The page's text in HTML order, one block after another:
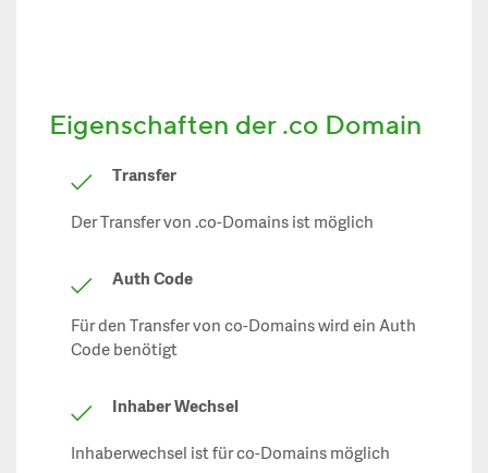
Eigenschaften der .co Domain
Transfer
Der Transfer von .co-Domains ist möglich
Auth Code
Für den Transfer von co-Domains wird ein Auth
Code benötigt
Inhaber Wechsel
Inhaberwechsel ist für co-Domains möglich